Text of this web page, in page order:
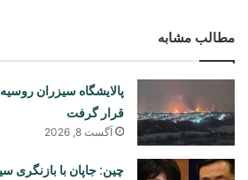
مطالب مشابه
پالایشگاه سیزران
قرار گرفت
آگست 8, 2026
چین: جاپان با بازنگری